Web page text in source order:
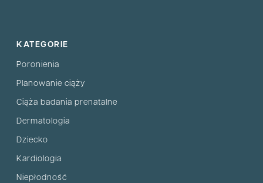
KATEGORIE
Poronienia
Planowanie ciąży
Ciąża badania prenatalne
Dermatologia
Dziecko
Kardiologia
Niepłodność